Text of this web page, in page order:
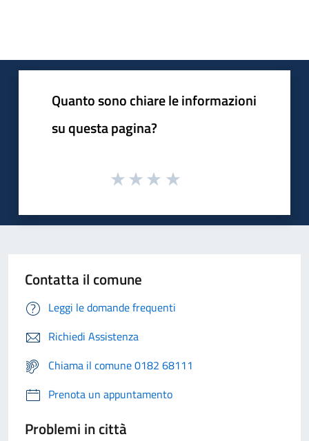
Quanto sono chiare le informazioni
su questa pagina?
Contatta il comune
Leggi le domande frequenti
Richiedi Assistenza
Chiama il comune 0182 68111
Prenota un appuntamento
Problemi in città